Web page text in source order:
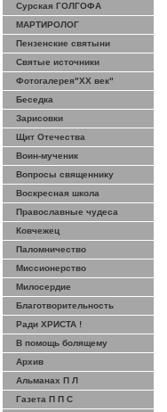
Сурская ГОЛГОФА
МАРТИРОЛОГ
Пензенские святыни
Святые источники
Фотогалерея"ХХ век"
Беседка
Зарисовки
Щит Отечества
Воин-мученик
Вопросы священнику
Воскресная школа
Православные чудеса
Ковчежец
Паломничество
Миссионерство
Милосердие
Благотворительность
Ради ХРИСТА !
В помощь болящему
Архив
Альманах П Л
Газета П П С